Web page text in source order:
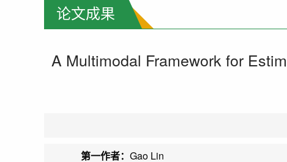
论文成果
A Multimodal Framework for
第一作者： Gao Lin